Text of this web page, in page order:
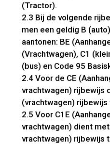
(Tractor).
2.3 Bij de volgende
men een geldig B
aantonen: BE
(Vrachtwagen), C1
(bus) en Code 95
2.4 Voor de CE
vrachtwagen) rijbewijs
(vrachtwagen) rijbewijs
2.5 Voor C1E
vrachtwagen) dient
vrachtwagen) rijbewijs